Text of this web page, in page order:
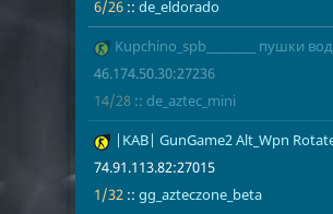
6/26 :: de_eldorado
13 Kupchino_spb_________ пушки
46.174.50.30:27236
14/28 :: de_aztec_mini
14 |KAB| GunGame2 Alt_Wpn
74.91.113.82:27015
1/32 :: gg_azteczone_beta